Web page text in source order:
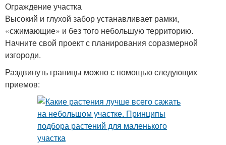
Ограждение участка
Высокий и глухой забор устанавливает рамки,
«сжимающие» и без того небольшую территорию.
Начните свой проект с планирования соразмерной
изгороди.
Раздвинуть границы можно с помощью следующих
приемов: